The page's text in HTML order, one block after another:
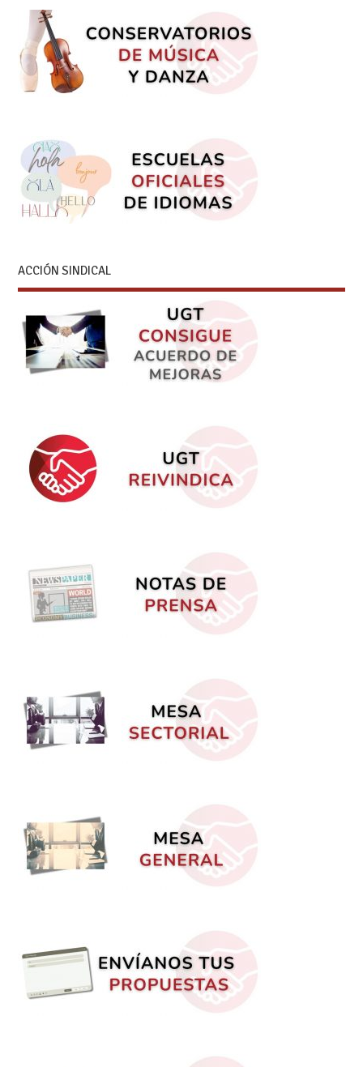
ACCIÓN SINDICAL